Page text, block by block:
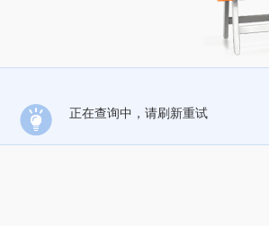
正在查询中，请刷新重试